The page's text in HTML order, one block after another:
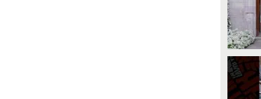
gioielliere, ora condannato in via